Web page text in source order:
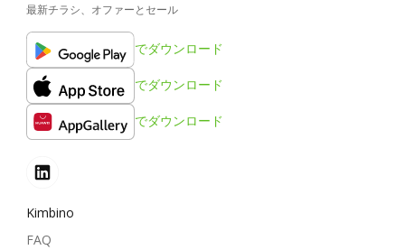
最新チラシ、オファーとセール
でダウンロード
でダウンロード
でダウンロード
Kimbino
FAQ